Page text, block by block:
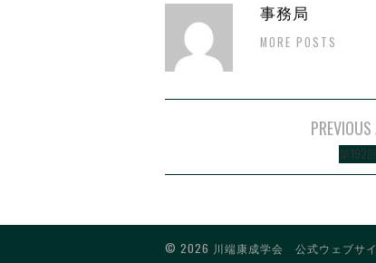
事務局
MORE POSTS
第192
© 2026 川端康成学会 公式ウェブサイト